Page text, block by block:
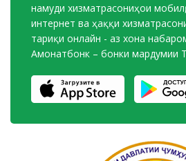
намуди хизматрасониҳои
интернет ва ҳаққи
тариқи онлайн - аз хона
Амонатбонк – бонки мардумии